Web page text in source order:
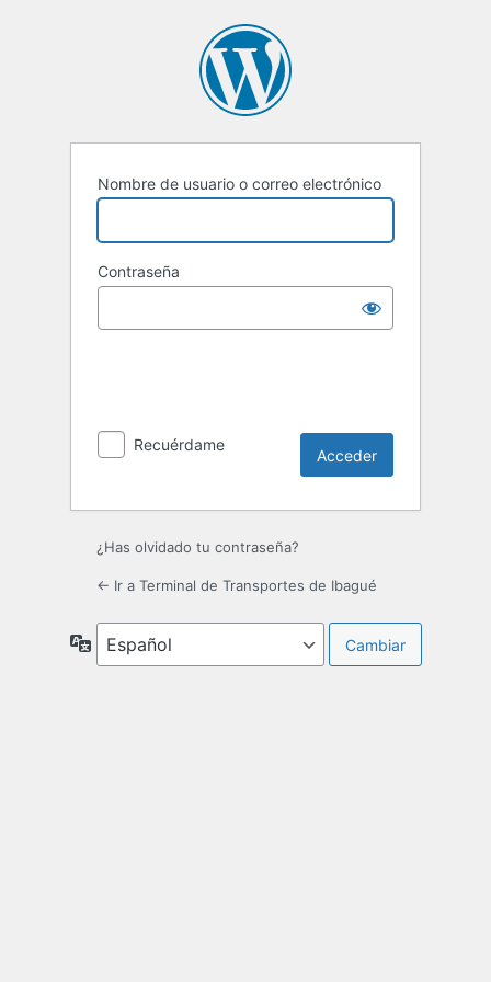
Nombre de usuario o correo electrónico
Contraseña
Recuérdame
¿Has olvidado tu contraseña?
← Ir a Terminal de Transportes de Ibagué
Idioma